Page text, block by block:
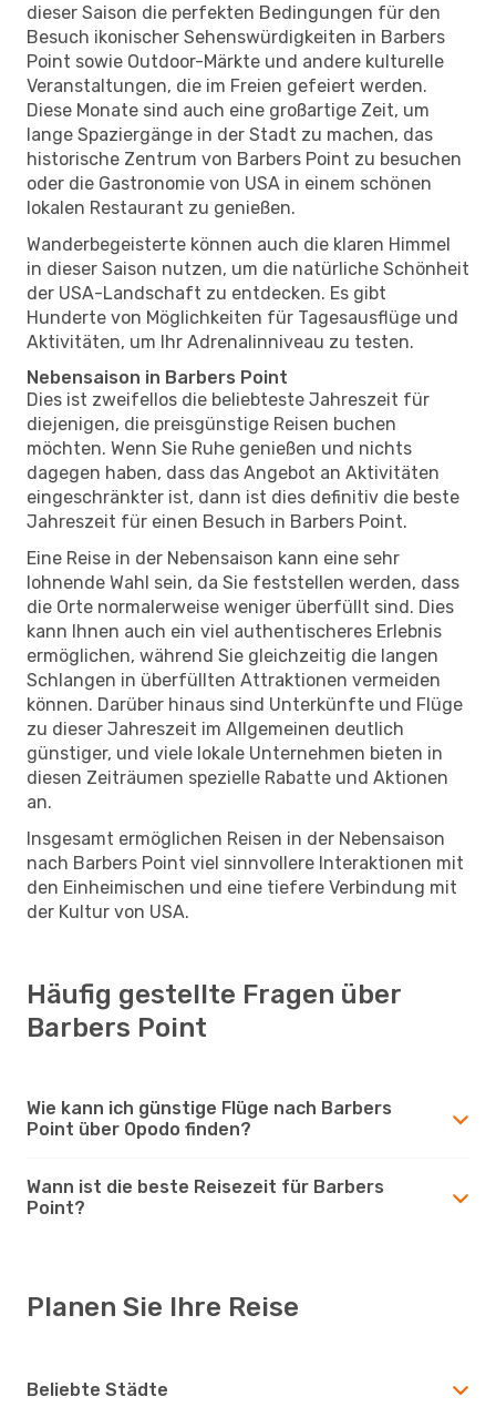
dieser Saison die perfekten Bedingungen für den
Besuch ikonischer Sehenswürdigkeiten in Barbers
Point sowie Outdoor-Märkte und andere kulturelle
Veranstaltungen, die im Freien gefeiert werden.
Diese Monate sind auch eine großartige Zeit, um
lange Spaziergänge in der Stadt zu machen, das
historische Zentrum von Barbers Point zu besuchen
oder die Gastronomie von USA in einem schönen
lokalen Restaurant zu genießen.
Wanderbegeisterte können auch die klaren Himmel
in dieser Saison nutzen, um die natürliche Schönheit
der USA-Landschaft zu entdecken. Es gibt
Hunderte von Möglichkeiten für Tagesausflüge und
Aktivitäten, um Ihr Adrenalinniveau zu testen.
Nebensaison in Barbers Point
Dies ist zweifellos die beliebteste Jahreszeit für
diejenigen, die preisgünstige Reisen buchen
möchten. Wenn Sie Ruhe genießen und nichts
dagegen haben, dass das Angebot an Aktivitäten
eingeschränkter ist, dann ist dies definitiv die beste
Jahreszeit für einen Besuch in Barbers Point.
Eine Reise in der Nebensaison kann eine sehr
lohnende Wahl sein, da Sie feststellen werden, dass
die Orte normalerweise weniger überfüllt sind. Dies
kann Ihnen auch ein viel authentischeres Erlebnis
ermöglichen, während Sie gleichzeitig die langen
Schlangen in überfüllten Attraktionen vermeiden
können. Darüber hinaus sind Unterkünfte und Flüge
zu dieser Jahreszeit im Allgemeinen deutlich
günstiger, und viele lokale Unternehmen bieten in
diesen Zeiträumen spezielle Rabatte und Aktionen
an.
Insgesamt ermöglichen Reisen in der Nebensaison
nach Barbers Point viel sinnvollere Interaktionen mit
den Einheimischen und eine tiefere Verbindung mit
der Kultur von USA.
Häufig gestellte Fragen über
Barbers Point
Wie kann ich günstige Flüge nach Barbers
Point über Opodo finden?
Wann ist die beste Reisezeit für Barbers
Point?
Planen Sie Ihre Reise
Beliebte Städte